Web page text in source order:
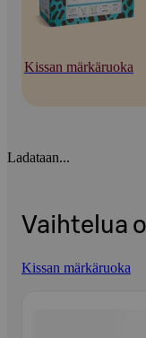
Kissan märkäruoka
Ladataan...
Vaihtelua
Kissan märkäruoka